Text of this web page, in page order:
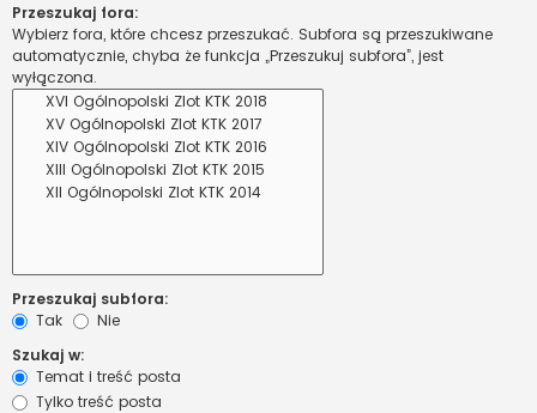
Przeszukaj fora:
Wybierz fora, które chcesz przeszukać. Subfora są przeszukiwane
automatycznie, chyba że funkcja „Przeszukuj subfora”, jest
wyłączona.
Przeszukaj subfora:
Tak
Nie
Szukaj w:
Temat i treść posta
Tylko treść posta